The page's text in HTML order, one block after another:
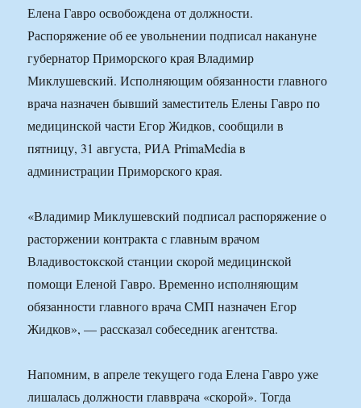
Елена Гавро освобождена от должности.
Распоряжение об ее увольнении подписал накануне
губернатор Приморского края Владимир
Миклушевский. Исполняющим обязанности главного
врача назначен бывший заместитель Елены Гавро по
медицинской части Егор Жидков, сообщили в
пятницу, 31 августа, РИА PrimaMedia в
администрации Приморского края.
«Владимир Миклушевский подписал распоряжение о
расторжении контракта с главным врачом
Владивостокской станции скорой медицинской
помощи Еленой Гавро. Временно исполняющим
обязанности главного врача СМП назначен Егор
Жидков», — рассказал собеседник агентства.
Напомним, в апреле текущего года Елена Гавро уже
лишалась должности главврача «скорой». Тогда